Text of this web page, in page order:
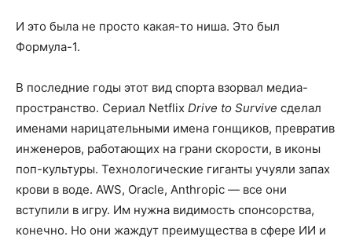
И это была не просто какая-то ниша. Это был
Формула-1.
В последние годы этот вид спорта взорвал медиа-
пространство. Сериал Netflix Drive to Survive сделал
именами нарицательными имена гонщиков, превратив
инженеров, работающих на грани скорости, в иконы
поп-культуры. Технологические гиганты учуяли запах
крови в воде. AWS, Oracle, Anthropic — все они
вступили в игру. Им нужна видимость спонсорства,
конечно. Но они жаждут преимущества в сфере ИИ и